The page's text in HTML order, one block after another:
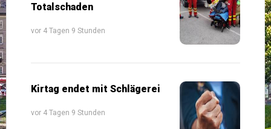
Totalschaden
vor 4 Tagen 9 Stunden
Kirtag endet mit Schlägerei
vor 4 Tagen 9 Stunden